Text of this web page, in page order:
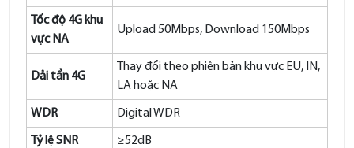
Tốc độ 4G khu
vực NA
Upload 50Mbps, Download 150Mbps
Dải tần 4G
Thay đổi theo phiên bản khu vực EU, IN,
LA hoặc NA
WDR Digital WDR
Tỷ lệ SNR ≥52dB